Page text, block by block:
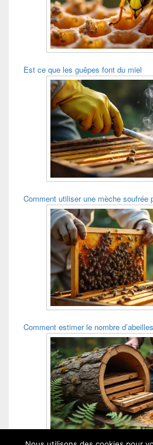
Est ce que les guêpes font du miel
Comment utiliser une mèche soufrée
Comment estimer le nombre